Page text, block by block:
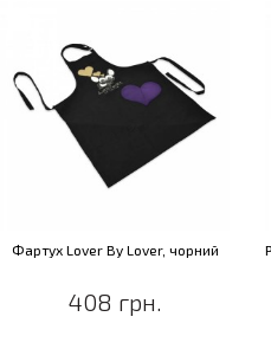
By Lover, чорний
грн.